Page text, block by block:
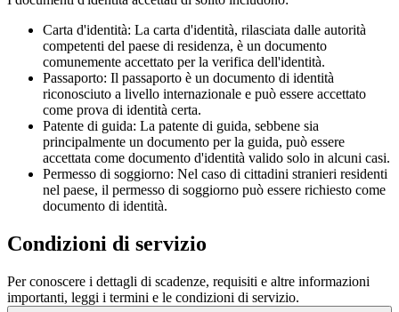
Carta d'identità: La carta d'identità, rilasciata dalle autorità
competenti del paese di residenza, è un documento
comunemente accettato per la verifica dell'identità.
Passaporto: Il passaporto è un documento di identità
riconosciuto a livello internazionale e può essere accettato
come prova di identità certa.
Patente di guida: La patente di guida, sebbene sia
principalmente un documento per la guida, può essere
accettata come documento d'identità valido solo in alcuni casi.
Permesso di soggiorno: Nel caso di cittadini stranieri residenti
nel paese, il permesso di soggiorno può essere richiesto come
documento di identità.
Condizioni di servizio
Per conoscere i dettagli di scadenze, requisiti e altre informazioni
importanti, leggi i termini e le condizioni di servizio.